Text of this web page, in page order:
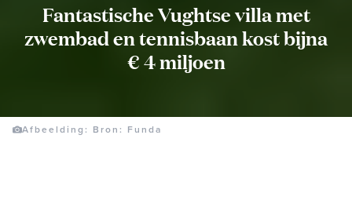
Fantastische Vughtse villa met
zwembad en tennisbaan kost bijna
€ 4 miljoen
Afbeelding: Bron: Funda